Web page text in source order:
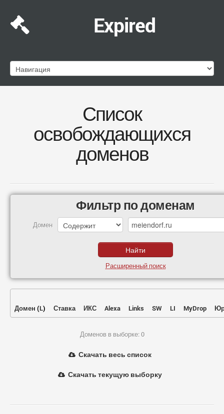
Expired
Список
освобождающихся
доменов
Фильтр по доменам
Домен
Расширенный поиск
Домен (L) Ставка ИКС Alexa Links SW LI MyDrop
Доменов в выборке: 0
Скачать весь список
Скачать текущую выборку